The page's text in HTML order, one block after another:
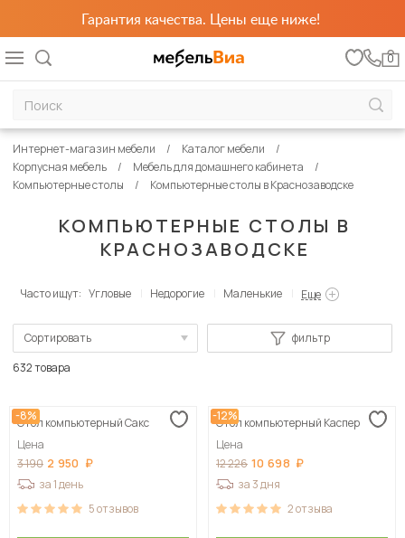
Гарантия качества. Цены еще ниже!
0
КОМПЬЮТЕРНЫЕ СТОЛЫ В
КРАСНОЗАВОДСКЕ
Интернет-магазин мебели
Каталог мебели
Корпусная мебель
Мебель для домашнего кабинета
Компьютерные столы
Компьютерные столы в Краснозаводске
Часто ищут: Угловые Недорогие Маленькие Еще
Сортировать
Сначала дорогие
фильтр
632 товара
-8%
Стол компьютерный Сакс
Цена
3 190 2 950
за 1 день
5отзывов
-12%
Стол компьютерный Каспер
Цена
12 226 10 698
за 3 дня
2отзыва